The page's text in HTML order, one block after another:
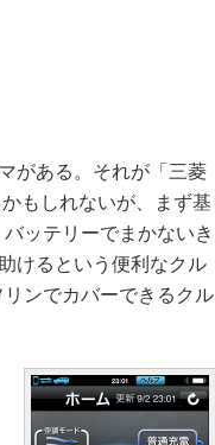
がある。それが「三菱
もしれないが、まず基
ッテリーでまかないき
けるという便利なクル
ンでカバーできるクル